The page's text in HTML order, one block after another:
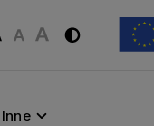
Inne